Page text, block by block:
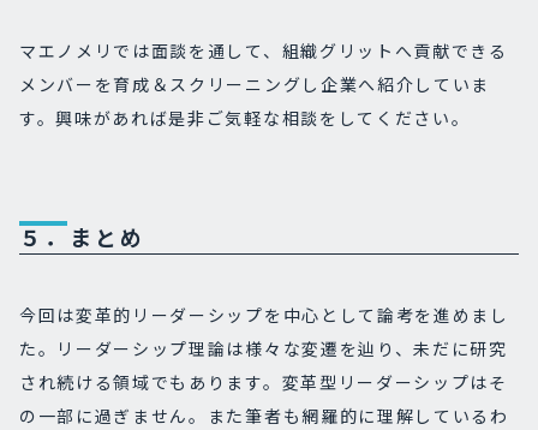
マエノメリでは面談を通して、組織グリットへ貢献できる
メンバーを育成＆スクリーニングし企業へ紹介していま
す。興味があれば是非ご気軽な相談をしてください。
５．まとめ
今回は変革的リーダーシップを中心として論考を進めまし
た。リーダーシップ理論は様々な変遷を辿り、未だに研究
され続ける領域でもあります。変革型リーダーシップはそ
の一部に過ぎません。また筆者も網羅的に理解しているわ